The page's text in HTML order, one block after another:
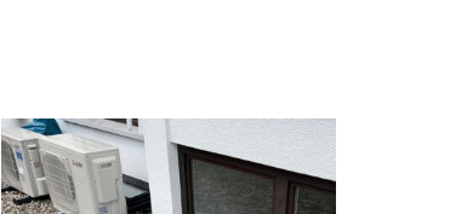
tothhutestechnika-
img-
rolunk-